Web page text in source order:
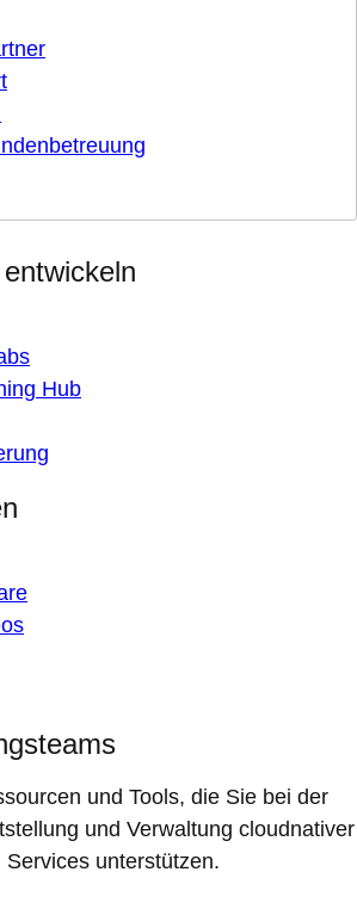
Hub
und Tools, die Sie bei der
und Verwaltung cloudnativer
unterstützen.